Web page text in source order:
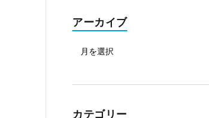
アーカイブ
カテゴリー